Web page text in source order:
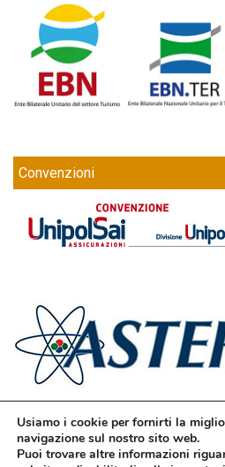
Convenzioni
Usiamo i cookie per fornirti la
navigazione sul nostro sito web.
Puoi trovare altre informazioni